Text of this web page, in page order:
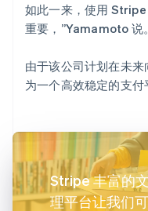
如此一来，使用
重要，”Yamamoto 说。
由于该公司计划在未
为一个高效稳定的支付
Stripe 丰富的
理平台让我们